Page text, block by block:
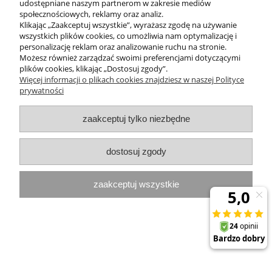
MOJE KONTO
PROGRAMY PROMOCYJNE
InterPromo MARTA POPIELA-MOLEK NIP: 7341300379
Sklep internetowy Shoper.pl
udostępniane naszym partnerom w zakresie mediów
społecznościowych, reklamy oraz analiz.
Klikając „Zaakceptuj wszystkie”, wyrażasz zgodę na używanie
wszystkich plików cookies, co umożliwia nam optymalizację i
personalizację reklam oraz analizowanie ruchu na stronie.
Możesz również zarządzać swoimi preferencjami dotyczącymi
plików cookies, klikając „Dostosuj zgody”.
Więcej informacji o plikach cookies znajdziesz w naszej Polityce
prywatności
zaakceptuj tylko niezbędne
dostosuj zgody
zaakceptuj wszystkie